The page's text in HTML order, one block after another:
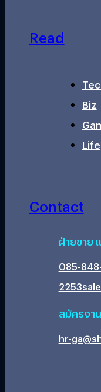
Read
Biz
Life
Contact
ฝ่ายขาย
085-
2253
สมัครงา
hr-